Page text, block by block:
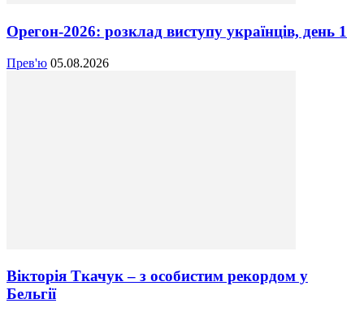
Орегон-2026: розклад виступу українців, день 1
Прев'ю 05.08.2026
Вікторія Ткачук – з особистим рекордом у
Бельгії